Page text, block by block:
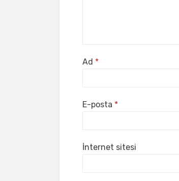
Ad *
E-posta *
İnternet sitesi